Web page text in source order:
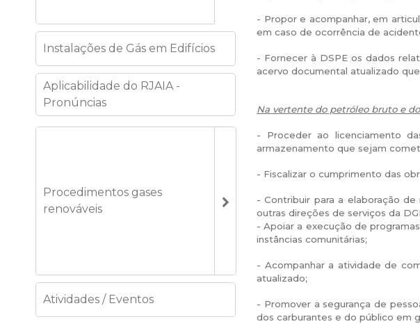
Instalações de Gás em Edifícios
Aplicabilidade do RJAIA -
Pronúncias
Procedimentos gases
renováveis
Atividades / Eventos
- Propor e acompanhar, em
em caso de ocorrência de
- Fornecer à DSPE os dados
acervo documental atualizado
Na vertente do petróleo bruto e
- Proceder ao licenciamento
armazenamento que sejam
- Fiscalizar o cumprimento das
- Contribuir para a elaboração
outras direções de serviços da
- Apoiar a execução de
instâncias comunitárias;
- Acompanhar a atividade de
atualizado;
- Promover a segurança de
dos carburantes e do público em